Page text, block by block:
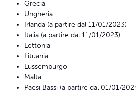
Grecia
Ungheria
Irlanda (a partire dal 11/01/2023)
Italia (a partire dal 11/01/2023)
Lettonia
Lituania
Lussemburgo
Malta
Paesi Bassi (a partire dal 01/01/